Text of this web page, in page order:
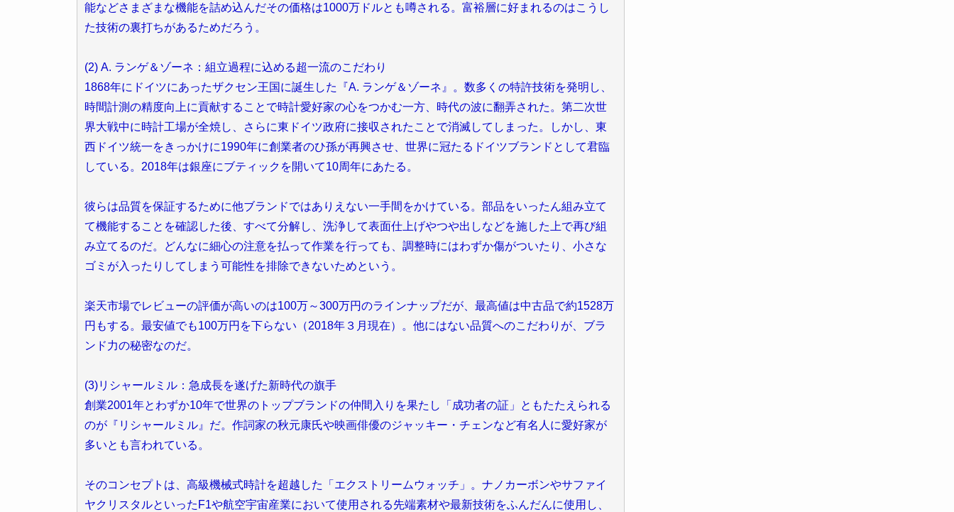
能などさまざまな機能を詰め込んだその価格は1000万ドルとも噂される。富裕層に好まれるのはこうし
た技術の裏打ちがあるためだろう。
(2) A. ランゲ＆ゾーネ：組立過程に込める超一流のこだわり
1868年にドイツにあったザクセン王国に誕生した『A. ランゲ＆ゾーネ』。数多くの特許技術を発明し、
時間計測の精度向上に貢献することで時計愛好家の心をつかむ一方、時代の波に翻弄された。第二次世
界大戦中に時計工場が全焼し、さらに東ドイツ政府に接収されたことで消滅してしまった。しかし、東
西ドイツ統一をきっかけに1990年に創業者のひ孫が再興させ、世界に冠たるドイツブランドとして君臨
している。2018年は銀座にブティックを開いて10周年にあたる。
彼らは品質を保証するために他ブランドではありえない一手間をかけている。部品をいったん組み立て
て機能することを確認した後、すべて分解し、洗浄して表面仕上げやつや出しなどを施した上で再び組
み立てるのだ。どんなに細心の注意を払って作業を行っても、調整時にはわずか傷がついたり、小さな
ゴミが入ったりしてしまう可能性を排除できないためという。
楽天市場でレビューの評価が高いのは100万～300万円のラインナップだが、最高値は中古品で約1528万
円もする。最安値でも100万円を下らない（2018年３月現在）。他にはない品質へのこだわりが、ブラ
ンド力の秘密なのだ。
(3)リシャールミル：急成長を遂げた新時代の旗手
創業2001年とわずか10年で世界のトップブランドの仲間入りを果たし「成功者の証」ともたたえられる
のが『リシャールミル』だ。作詞家の秋元康氏や映画俳優のジャッキー・チェンなど有名人に愛好家が
多いとも言われている。
そのコンセプトは、高級機械式時計を超越した「エクストリームウォッチ」。ナノカーボンやサファイ
ヤクリスタルといったF1や航空宇宙産業において使用される先端素材や最新技術をふんだんに使用し、